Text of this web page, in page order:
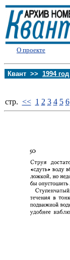
О проекте
Квант >> 1994 год
стp. << 1 2 3 4 5 6